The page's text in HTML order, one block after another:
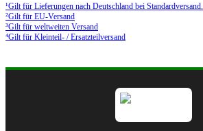
¹Gilt für Lieferungen nach Deutschland bei Standardversand.
²Gilt für EU-Versand
³Gilt für weltweiten Versand
⁴Gilt für Kleinteil- / Ersatzteilversand